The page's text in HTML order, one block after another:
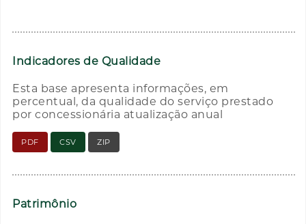
Indicadores de Qualidade
Esta base apresenta informações, em
percentual, da qualidade do serviço prestado
por concessionária atualização anual
PDF CSV ZIP
Patrimônio